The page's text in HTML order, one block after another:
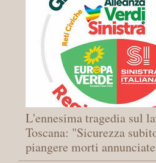
L'ennesima tragedia sul
Toscana: "Sicurezza
piangere morti